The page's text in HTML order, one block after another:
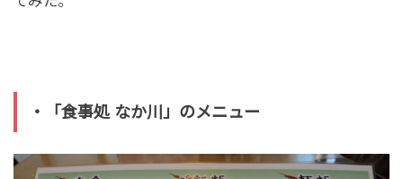
・「食事処 なか川」のメニュー